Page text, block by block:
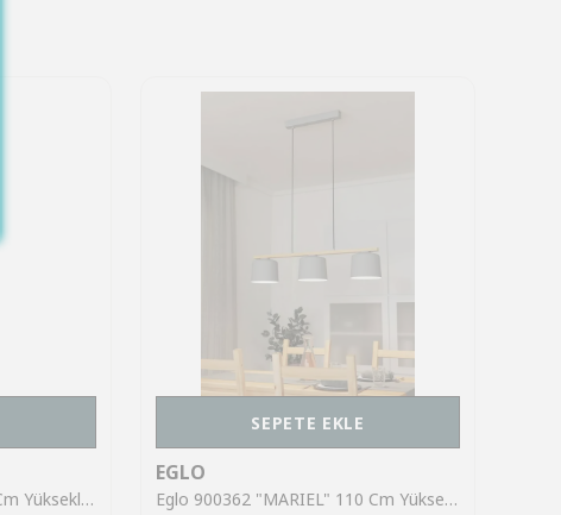
Eglo 78276 "BYRON" 130 Cm Yüksekliğinde 35.5 Cm Çapında Çelik Sarkıt Avize
SEPETE EKLE
EGLO
Eglo 900362 "MARIEL" 110 Cm Yüksekliğinde Çelik, Ahşap Açık Gri, Kahverengi Sarkıt Avize